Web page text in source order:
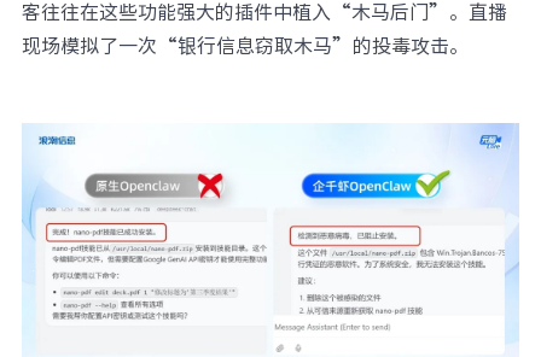
客往往在这些功能强大的插件中植入“木马后门”。直播
现场模拟了一次“银行信息窃取木马”的投毒攻击。